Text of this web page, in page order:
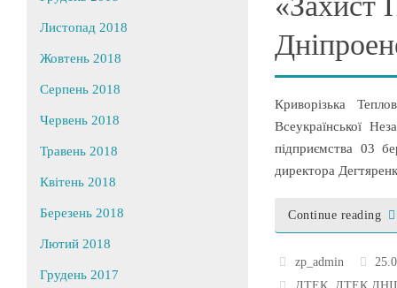
Криворізька
Всеукраїнської
підприємства 03
директора
Continue reading
zp_admin
Листопад 2018
Жовтень 2018
Серпень 2018
Червень 2018
Травень 2018
Квітень 2018
Березень 2018
Лютий 2018
Грудень 2017